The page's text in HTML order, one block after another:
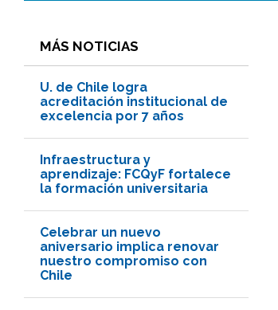
MÁS NOTICIAS
U. de Chile logra
acreditación institucional de
excelencia por 7 años
Infraestructura y
aprendizaje: FCQyF fortalece
la formación universitaria
Celebrar un nuevo
aniversario implica renovar
nuestro compromiso con
Chile